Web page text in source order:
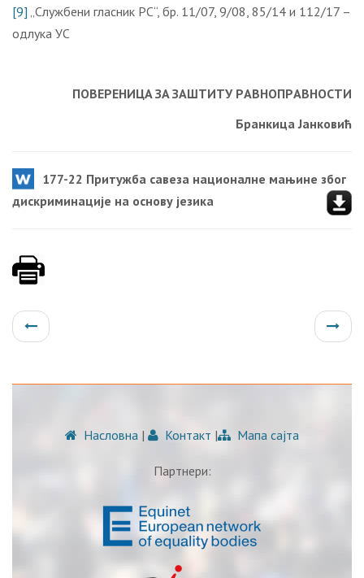
[9] „Службени гласник РС“, бр. 11/07, 9/08, 85/14 и 112/17 –
одлука УС
ПOВEРEНИЦA ЗA ЗAШTИTУ РAВНOПРAВНOСTИ
Брaнкицa Jaнкoвић
177-22 Притужба савеза националне мањине због
дискриминације на основу језика
Насловна | Контакт | Мапа сајта
Партнери: